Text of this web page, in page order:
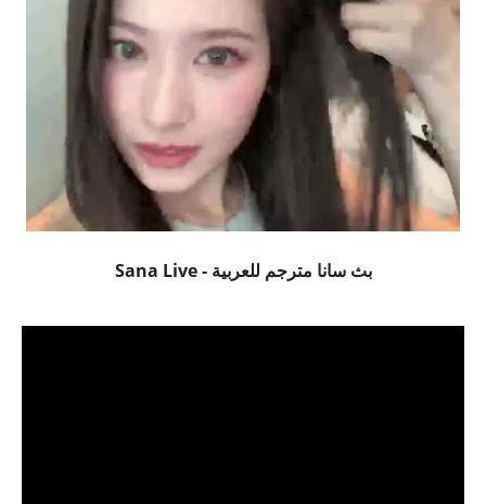
بث سانا مترجم للعربية - Sana Live